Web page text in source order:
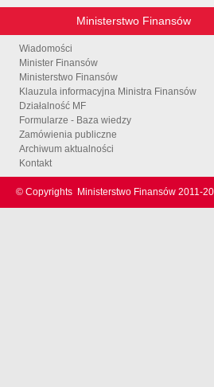
Ministerstwo Finansów
Wiadomości
Minister Finansów
Ministerstwo Finansów
Klauzula informacyjna Ministra Finansów
Działalność MF
Formularze - Baza wiedzy
Zamówienia publiczne
Archiwum aktualności
Kontakt
© Copyrights Ministerstwo Finansów 2011-